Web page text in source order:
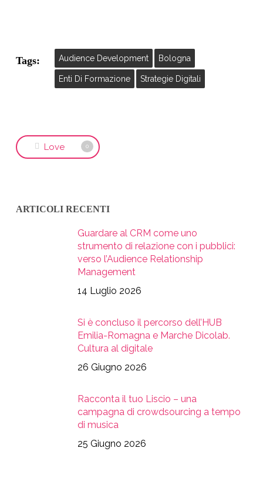
Tags: Audience Development Bologna
Enti Di Formazione Strategie Digitali
Love 0
ARTICOLI RECENTI
Guardare al CRM come uno
strumento di relazione con i pubblici:
verso l’Audience Relationship
Management
14 Luglio 2026
Si è concluso il percorso dell’HUB
Emilia-Romagna e Marche Dicolab.
Cultura al digitale
26 Giugno 2026
Racconta il tuo Liscio – una
campagna di crowdsourcing a tempo
di musica
25 Giugno 2026